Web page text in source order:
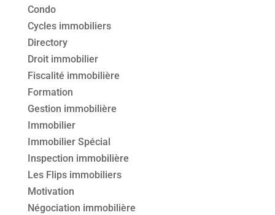
Condo
Cycles immobiliers
Directory
Droit immobilier
Fiscalité immobilière
Formation
Gestion immobilière
Immobilier
Immobilier Spécial
Inspection immobilière
Les Flips immobiliers
Motivation
Négociation immobilière